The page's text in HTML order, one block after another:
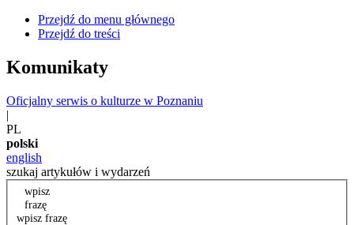
Przejdź do menu głównego
Przejdź do treści
Komunikaty
Oficjalny serwis o kulturze w Poznaniu
|
PL
polski
english
szukaj artykułów i wydarzeń
wpisz
frazę
wpisz frazę